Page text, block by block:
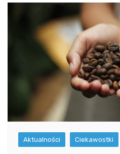
Aktualności Ciekawostki